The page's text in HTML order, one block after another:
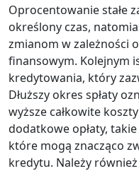
Oprocentowanie stałe
określony czas,
zmianom w zależności
finansowym. Kolejnym
kredytowania, który
Dłuższy okres spłaty
wyższe całkowite
dodatkowe opłaty,
które mogą znacząco
kredytu. Należy